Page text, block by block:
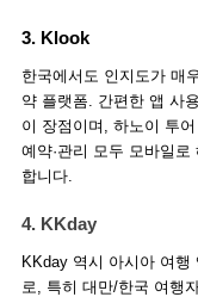
3. Klook
한국에서도 인지도가 매
약 플랫폼. 간편한 앱 사
이 장점이며, 하노이 투
예약·관리 모두 모바일
합니다.
4. KKday
KKday 역시 아시아 여행
로, 특히 대만/한국 여행